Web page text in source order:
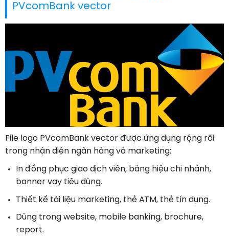
PVcomBank vector
File logo PVcomBank vector được ứng dụng rộng rãi
trong nhận diện ngân hàng và marketing:
In đồng phục giao dịch viên, bảng hiệu chi nhánh,
banner vay tiêu dùng.
Thiết kế tài liệu marketing, thẻ ATM, thẻ tín dụng.
Dùng trong website, mobile banking, brochure,
report.